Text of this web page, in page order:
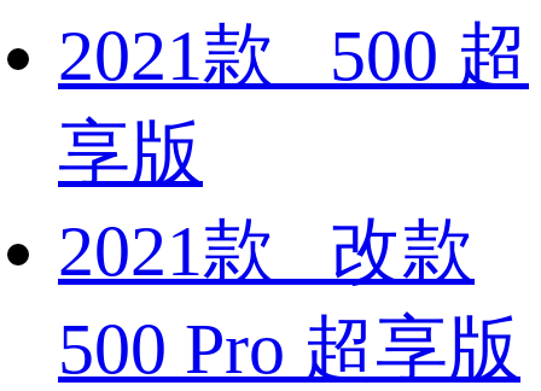
2021款 500 超
享版
2021款 改款
500 Pro 超享版